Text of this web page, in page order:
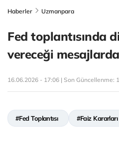
Haberler Uzmanpara
Fed toplantısında
vereceği
16.06.2026 - 17:06 | Son Güncellenme:
#Fed Toplantısı #Faiz Kararları